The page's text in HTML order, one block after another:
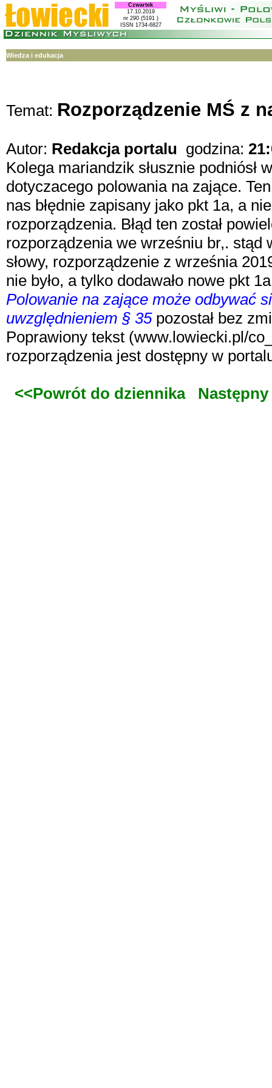
Czwartek
17.10.2019
nr 290 (5191 )
ISSN 1734-6827
Wiedza i edukacja
Temat: Rozporządzenie MŚ z
Autor: Redakcja portalu godzina:
Kolega mariandzik słusznie
dotyczacego polowania na zające.
nas błędnie zapisany jako pkt 1a, a
rozporządzenia. Błąd ten został
rozporządzenia we wrześniu br,. stąd
słowy, rozporządzenie z września
nie było, a tylko dodawało nowe pkt
Polowanie na zające może odbywać
uwzględnieniem § 35pozostał bez
Poprawiony tekst (www.lowiecki.pl/
rozporządzenia jest dostępny w
<<Powrót do dziennika